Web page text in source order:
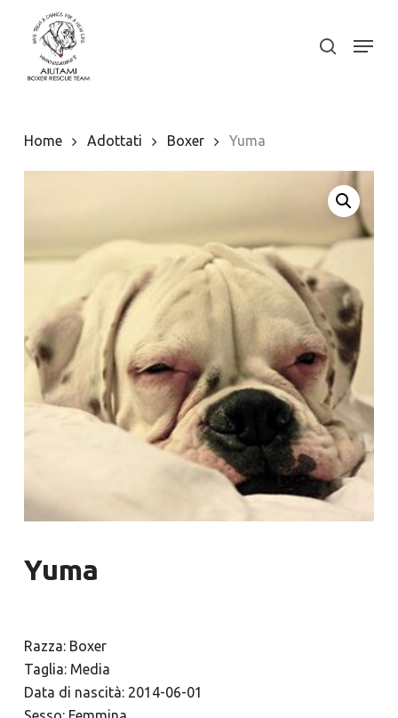
content
search
Menu
Home Adottati Boxer Yuma
Yuma
Razza: Boxer
Taglia: Media
Data di nascità: 2014-06-01
Close